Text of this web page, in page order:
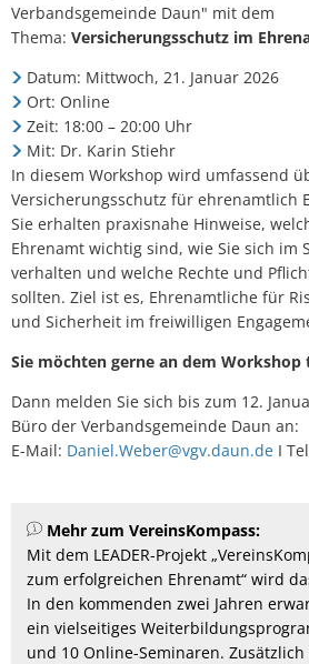
Verbandsgemeinde Daun" mit dem
Thema: Versicherungsschutz im
Datum: Mittwoch, 21. Januar 2026
Ort: Online
Zeit: 18:00 – 20:00 Uhr
Mit: Dr. Karin Stiehr
In diesem Workshop wird umfassend
Versicherungsschutz für ehrenamtlich
Sie erhalten praxisnahe Hinweise,
Ehrenamt wichtig sind, wie Sie sich im
verhalten und welche Rechte und
sollten. Ziel ist es, Ehrenamtliche für
und Sicherheit im freiwilligen
Sie möchten gerne an dem Workshop
Dann melden Sie sich bis zum 12.
Büro der Verbandsgemeinde Daun an:
E-Mail: Daniel.Weber@vgv.daun.de I
Mehr zum VereinsKompass:
Mit dem LEADER-Projekt
zum erfolgreichen Ehrenamt“ wird
In den kommenden zwei Jahren
ein vielseitiges
und 10 Online-Seminaren.